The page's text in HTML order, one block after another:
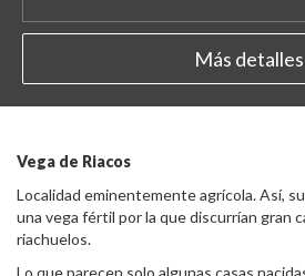
Más detalles
Vega de Riacos
Localidad eminentemente agrícola. Así,
una vega fértil por la que discurrían gran
riachuelos.
Lo que parecen solo algunas casas